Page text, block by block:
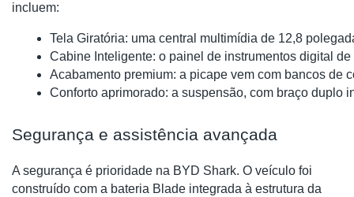
incluem:
Tela Giratória: uma central multimídia de 12,8
Cabine Inteligente: o painel de instrumentos digital
Acabamento premium: a picape vem com bancos de
Conforto aprimorado: a suspensão, com braço duplo
Segurança e assistência avançada
A segurança é prioridade na BYD Shark. O veículo foi
construído com a bateria Blade integrada à estrutura da